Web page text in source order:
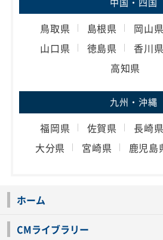
鳥取県 島根県 岡山県
山口県
徳島県 香川県
高知県
九州・沖縄
福岡県 佐賀県 長崎県
大分県
宮崎県 鹿児島
ホーム
CMライブラリー